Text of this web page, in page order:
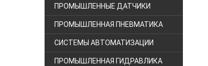
ПРОМЫШЛЕННЫЕ ДАТЧИКИ
ПРОМЫШЛЕННАЯ ПНЕВМАТИКА
СИСТЕМЫ АВТОМАТИЗАЦИИ
ПРОМЫШЛЕННАЯ ГИДРАВЛИКА